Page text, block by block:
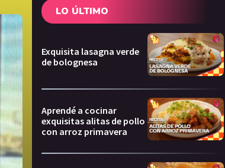
LO ÚLTIMO
Exquisita lasagna verde
de bolognesa
Aprendé a cocinar
exquisitas alitas de pollo
con arroz primavera